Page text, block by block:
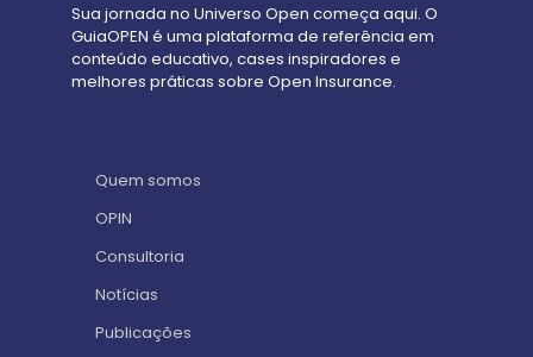
Sua jornada no Universo Open começa aqui. O
GuiaOPEN é uma plataforma de referência em
conteúdo educativo, cases inspiradores e
melhores práticas sobre Open Insurance.
Quem somos
OPIN
Consultoria
Notícias
Publicações